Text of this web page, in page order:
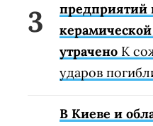
предприятий
утрачено К
ударов
В Киеве и